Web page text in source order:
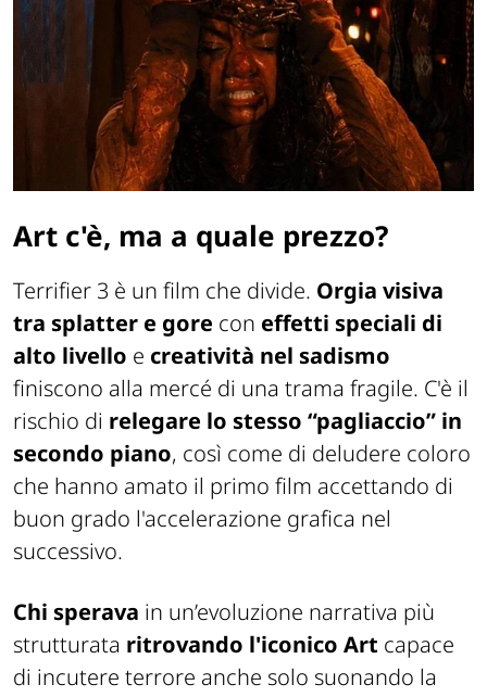
Art c'è, ma a quale prezzo?
Terrifier 3 è un film che divide. Orgia visiva
tra splatter e gore con effetti speciali di
alto livello e creatività nel sadismo
finiscono alla mercé di una trama fragile. C'è il
rischio di relegare lo stesso “pagliaccio” in
secondo piano, così come di deludere coloro
che hanno amato il primo film accettando di
buon grado l'accelerazione grafica nel
successivo.
Chi sperava in un’evoluzione narrativa più
strutturata ritrovando l'iconico Art capace
di incutere terrore anche solo suonando la